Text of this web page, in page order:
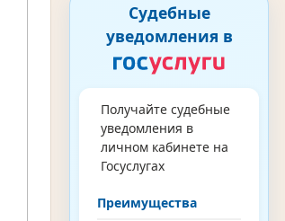
Судебные
уведомления в
Получайте судебные
уведомления в
личном кабинете на
Госуслугах
Преимущества